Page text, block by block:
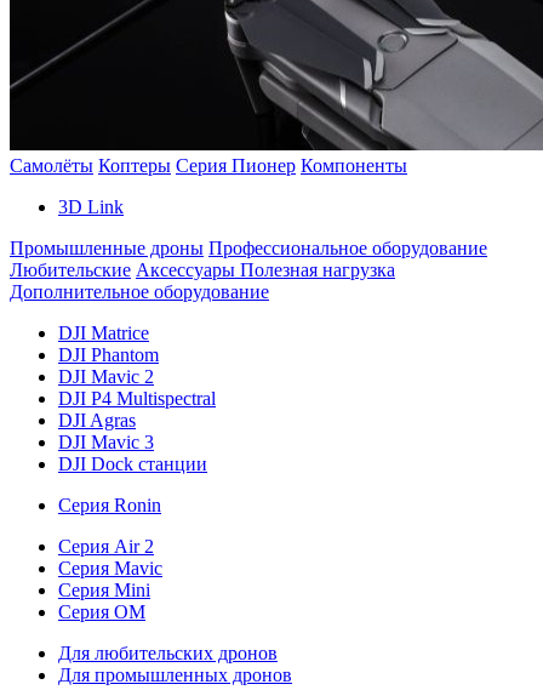
Самолёты Коптеры Серия Пионер Компоненты
3D Link
Промышленные дроны Профессиональное оборудование
Любительские Аксессуары Полезная нагрузка
Дополнительное оборудование
DJI Matrice
DJI Phantom
DJI Mavic 2
DJI P4 Multispectral
DJI Agras
DJI Mavic 3
DJI Dock станции
Серия Ronin
Серия Air 2
Серия Mavic
Серия Mini
Серия OM
Для любительских дронов
Для промышленных дронов